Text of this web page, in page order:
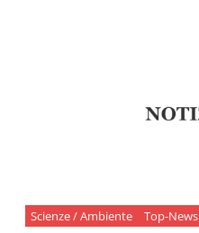
Scienze / Ambiente Top-News